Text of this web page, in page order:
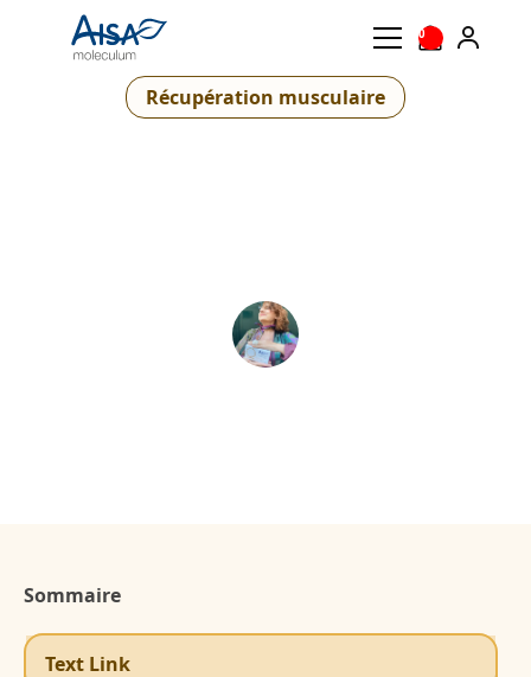
0
Récupération musculaire
Sommaire
Text Link